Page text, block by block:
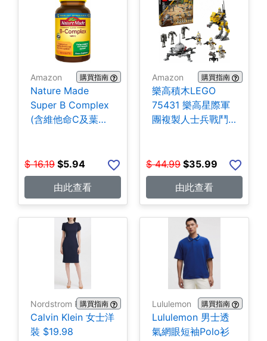
Amazon 購買指南
Nature Made
Super B Complex
(含維他命C及葉酸)
$ 16.19 $5.94
由此查看
Amazon 購買指南
樂高積木LEGO
75431 樂高星際軍
團複製人士兵戰鬥
$ 44.99 $35.99
由此查看
Nordstrom Rack購買指南
Calvin Klein 女士洋
裝 $19.98
Lululemon 購買指南
Lululemon 男士透
氣網眼短袖Polo衫